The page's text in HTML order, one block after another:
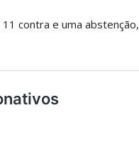
contra e uma abstenção,